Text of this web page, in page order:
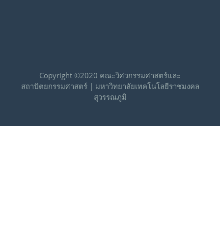
Copyright ©2020 คณะวิศวกรรมศาสตร์และ
สถาปัตยกรรมศาสตร์ | มหาวิทยาลัยเทคโนโลยีราชมงคล
สุวรรณภูมิ